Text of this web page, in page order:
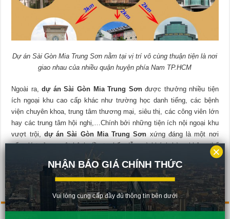
Dự án Sài Gòn Mia Trung Sơn nằm tại vị trí vô cùng thuận tiện là nơi
giao nhau của nhiều quận huyện phía Nam TP.HCM
Ngoài ra,dự án Sài Gòn Mia Trung Sơnđược thưởng nhiều tiện
ích ngoại khu cao cấp khác như trường học danh tiếng, các bệnh
viện chuyên khoa, trung tâm thương mại, siêu thị, các công viên lớn
hay các trung tâm hội nghị,…Chính bởi những tiện ích nội ngoại khu
vượt trội, dự án Sài Gòn Mia Trung Sơn xứng đáng là một nơi
sống lý tưởng, một kênh đầu tư hấp dẫn mà khách hàng không thể
Rate this post
NHẬN BÁO GIÁ CHÍNH THỨC
Vui lòng cung cấp đầy đủ thông tin bên dưới
×